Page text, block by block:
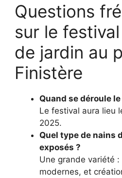
Questions
sur le
de jardin au
Finistère
Quand se déroule
Le festival aura lieu
2025.
Quel type de nains
exposés ?
Une grande variété :
modernes, et